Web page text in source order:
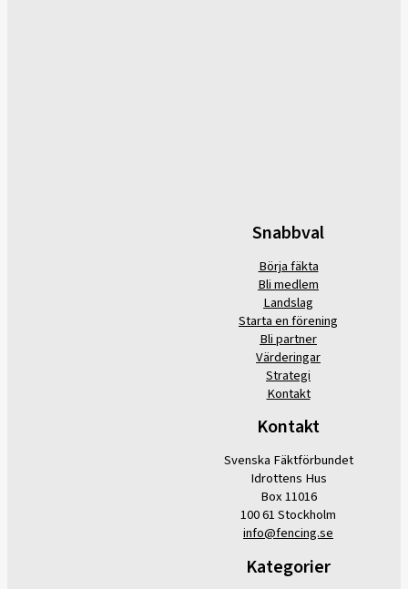
Snabbval
Börja fäkta
Bli medlem
Landslag
Starta en förening
Bli partner
Värderingar
Strategi
Kontakt
Kontakt
Svenska Fäktförbundet
Idrottens Hus
Box 11016
100 61 Stockholm
info@fencing.se
Kategorier